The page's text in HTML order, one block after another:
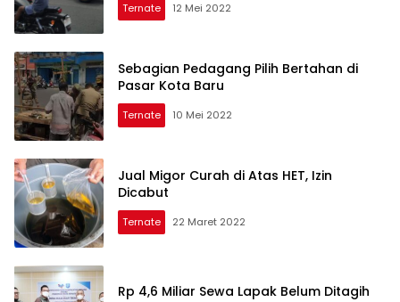
Ternate 12 Mei 2022
Sebagian Pedagang Pilih Bertahan di
Pasar Kota Baru
Ternate 10 Mei 2022
Jual Migor Curah di Atas HET, Izin
Dicabut
Ternate 22 Maret 2022
Rp 4,6 Miliar Sewa Lapak Belum Ditagih